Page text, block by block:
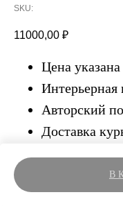
SKU:
11000,00 ₽
В
Цена
Интерьерная
Авторский
Доставка